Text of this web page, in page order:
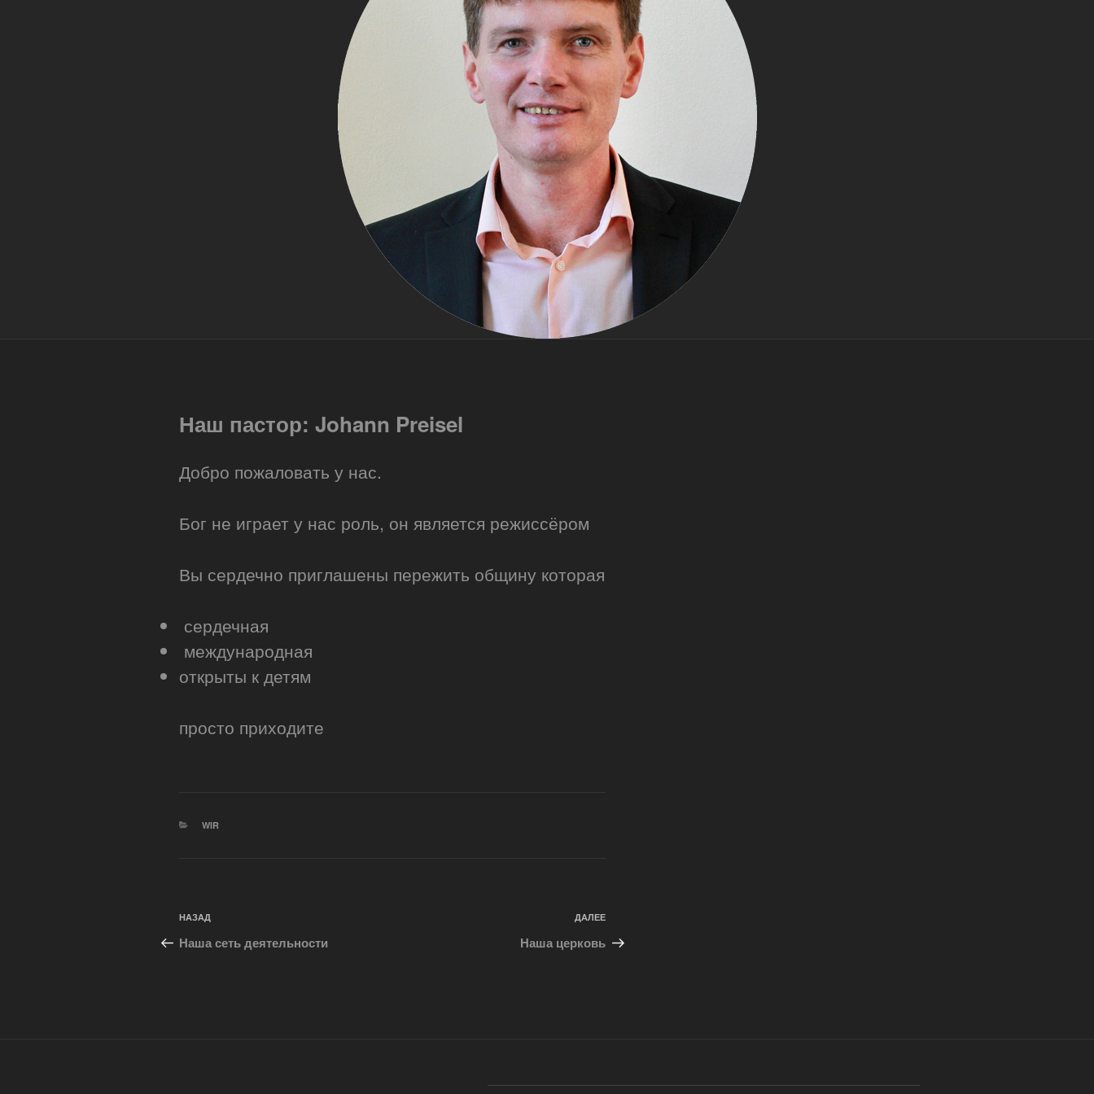
Наш пастор: Johann Preisel
Добро пожаловать у нас.
Бог не играет у нас роль, он является режиссёром
Вы сердечно приглашены пережить общину которая
сердечная
международная
открыты к детям
просто приходите
РУБРИКИ
WIR
Навигация
по
записям
Предыдущая
запись:
НАЗАД
Наша сеть деятельности
Следующая
запись
ДАЛЕЕ
Наша церковь